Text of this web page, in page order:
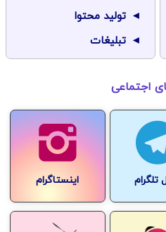
تولید محتوا
تبلیغات
اجتماعی
تلگرام اینستاگرام